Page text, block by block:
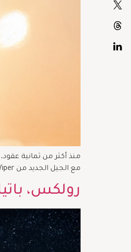
منذ أكثر من ثمانية
مع الجيل الجديد من Serpenti Viper، في إطلاق يواكب عام 2026 ويؤكّد قدرة الدار الإيطالية على إعادة ابتكار رموزها من دون التفريط بجوهرها. Serpenti Viper: أناقة أكثر […]
رولكس،